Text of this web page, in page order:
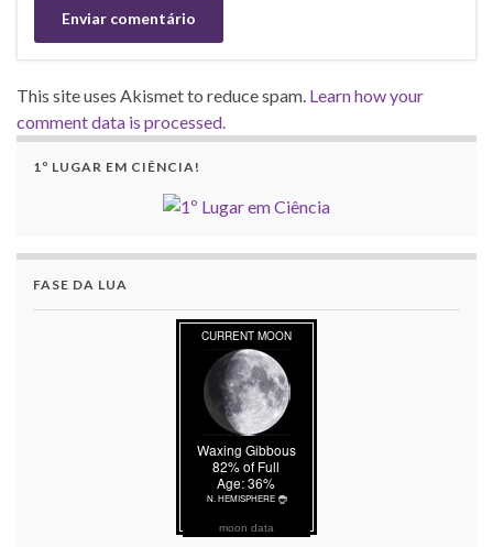
This site uses Akismet to reduce spam. Learn how your
comment data is processed.
1º LUGAR EM CIÊNCIA!
FASE DA LUA
moon data